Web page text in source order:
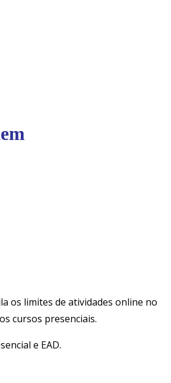
os limites de atividades online no
cursos presenciais.
e EAD.